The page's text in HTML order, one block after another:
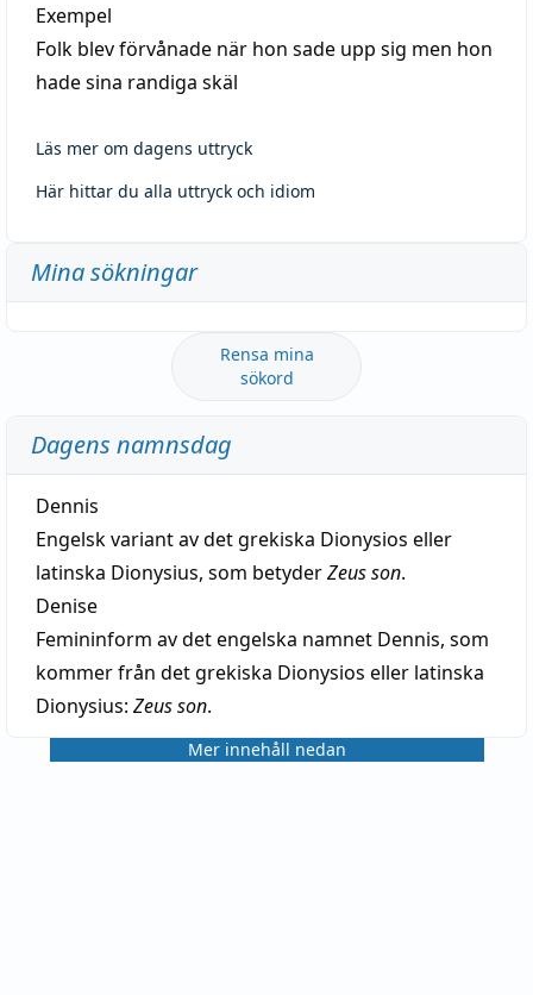
Exempel
Folk blev förvånade när hon sade upp sig men hon
hade sina randiga skäl
Läs mer om dagens uttryck
Här hittar du alla uttryck och idiom
Mina sökningar
Rensa mina
sökord
Dagens namnsdag
Dennis
Engelsk variant av det grekiska Dionysios eller
latinska Dionysius, som betyderZeus son.
Denise
Femininform av det engelska namnet Dennis, som
kommer från det grekiska Dionysios eller latinska
Dionysius: Zeus son.
Mer innehåll nedan